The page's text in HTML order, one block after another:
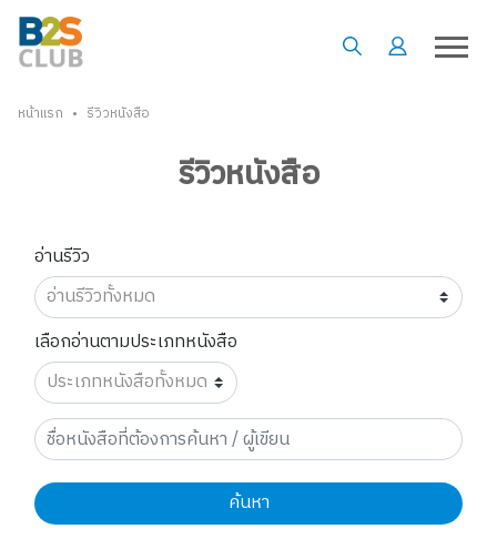
หน้าแรก • รีวิวหนังสือ
รีวิวหนังสือ
อ่านรีวิว
เลือกอ่านตามประเภทหนังสือ
ค้นหา